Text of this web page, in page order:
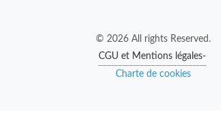
© 2026 All rights Reserved.
CGU et Mentions légales-
Charte de cookies